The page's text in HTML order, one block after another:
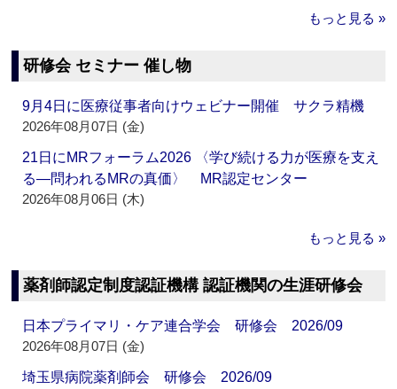
もっと見る »
研修会 セミナー 催し物
9月4日に医療従事者向けウェビナー開催 サクラ精機
2026年08月07日 (金)
21日にMRフォーラム2026 〈学び続ける力が医療を支え
る―問われるMRの真価〉 MR認定センター
2026年08月06日 (木)
もっと見る »
薬剤師認定制度認証機構 認証機関の生涯研修会
日本プライマリ・ケア連合学会 研修会 2026/09
2026年08月07日 (金)
埼玉県病院薬剤師会 研修会 2026/09